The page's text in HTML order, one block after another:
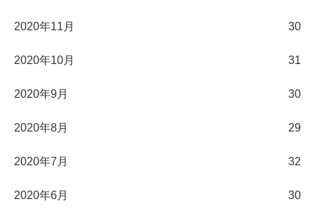
2020年11月 30
2020年10月 31
2020年9月 30
2020年8月 29
2020年7月 32
2020年6月 30